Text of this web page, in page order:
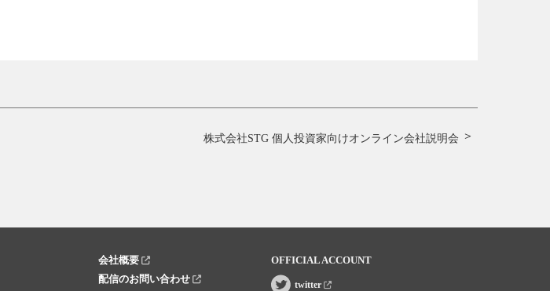
株式会社STG 個人投資家向けオンライン会社説明会
会社概要
配信のお問い合わせ
OFFICIAL ACCOUNT
twitter